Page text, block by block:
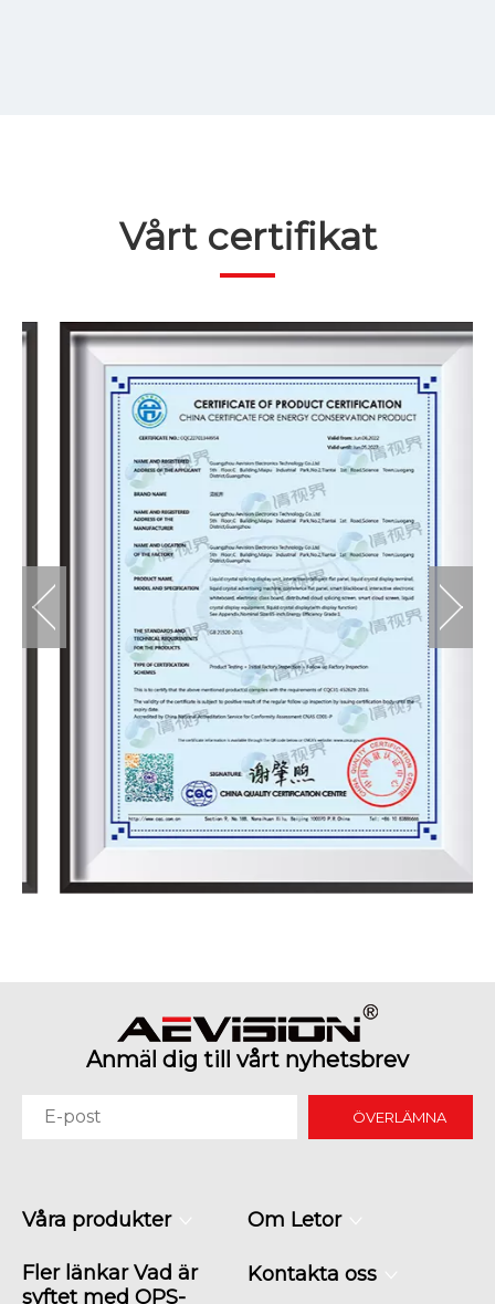
Vårt certifikat
Anmäl dig till vårt nyhetsbrev
ÖVERLÄMNA
Våra produkter Om Letor
Fler länkar Vad är
syftet med OPS-
Kontakta oss